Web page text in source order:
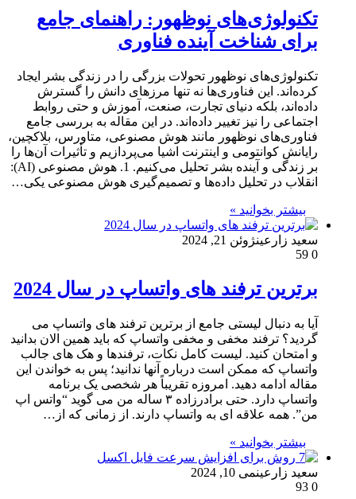
تکنولوژی‌های نوظهور: راهنمای جامع
برای شناخت آینده فناوری
تکنولوژی‌های نوظهور تحولات بزرگی را در زندگی بشر ایجاد
کرده‌اند. این فناوری‌ها نه تنها مرزهای دانش را گسترش
داده‌اند، بلکه دنیای تجارت، صنعت، آموزش و حتی روابط
اجتماعی را نیز تغییر داده‌اند. در این مقاله به بررسی جامع
فناوری‌های نوظهور مانند هوش مصنوعی، متاورس، بلاکچین،
رایانش کوانتومی و اینترنت اشیا می‌پردازیم و تأثیرات آن‌ها را
بر زندگی و آینده بشر تحلیل می‌کنیم. 1. هوش مصنوعی (AI):
انقلاب در تحلیل داده‌ها و تصمیم‌گیری هوش مصنوعی یکی…
بیشتر بخوانید »
سعید زارعینژوئن 21, 2024
0
برترین ترفند های واتساپ در سال 2024
آیا به دنبال لیستی جامع از برترین ترفند های واتساپ می
گردید؟ ترفند مخفی و مخفی واتساپ که باید همین الان بدانید
و امتحان کنید. لیست کامل نکات، ترفندها و هک های جالب
واتساپ که ممکن است درباره آنها ندانید؛ پس به خواندن این
مقاله ادامه دهید. امروزه تقریباً هر شخصی یک برنامه
واتساپ دارد. حتی برادرزاده ۳ ساله من می گوید “واتس اپ
من”. همه علاقه ای به واتساپ دارند. از زمانی که از…
بیشتر بخوانید »
سعید زارعینمی 10, 2024
0